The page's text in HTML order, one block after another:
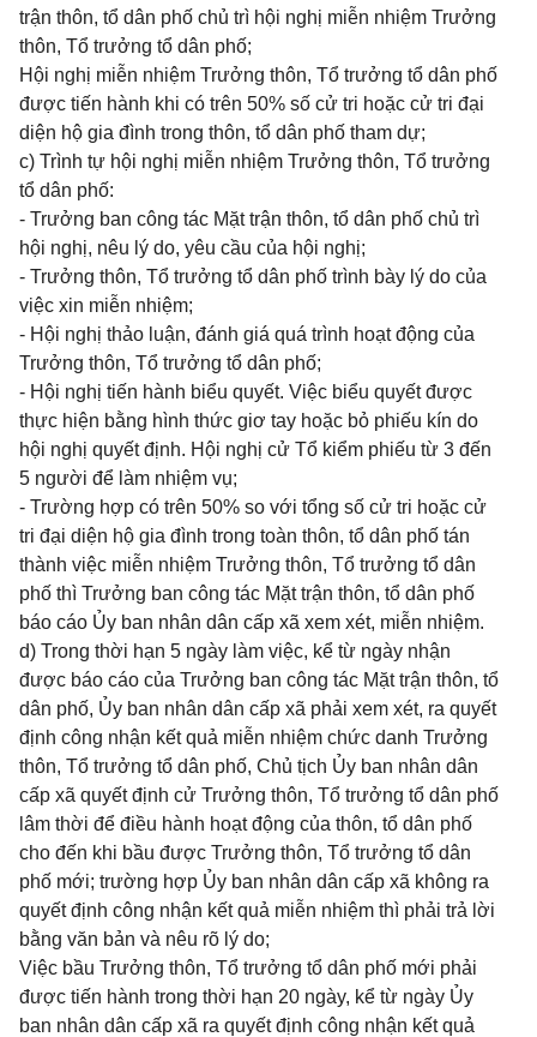
trận thôn, tổ dân phố chủ trì hội nghị miễn nhiệm Trưởng
thôn, Tổ trưởng tổ dân phố;
Hội nghị miễn nhiệm Trưởng thôn, Tổ trưởng tổ dân phố
được tiến hành khi có trên 50% số cử tri hoặc cử tri đại
diện hộ gia đình trong thôn, tổ dân phố tham dự;
c) Trình tự hội nghị miễn nhiệm Trưởng thôn, Tổ trưởng
tổ dân phố:
- Trưởng ban công tác Mặt trận thôn, tổ dân phố chủ trì
hội nghị, nêu lý do, yêu cầu của hội nghị;
- Trưởng thôn, Tổ trưởng tổ dân phố trình bày lý do của
việc xin miễn nhiệm;
- Hội nghị thảo luận, đánh giá quá trình hoạt động của
Trưởng thôn, Tổ trưởng tổ dân phố;
- Hội nghị tiến hành biểu quyết. Việc biểu quyết được
thực hiện bằng hình thức giơ tay hoặc bỏ phiếu kín do
hội nghị quyết định. Hội nghị cử Tổ kiểm phiếu từ 3 đến
5 người để làm nhiệm vụ;
- Trường hợp có trên 50% so với tổng số cử tri hoặc cử
tri đại diện hộ gia đình trong toàn thôn, tổ dân phố tán
thành việc miễn nhiệm Trưởng thôn, Tổ trưởng tổ dân
phố thì Trưởng ban công tác Mặt trận thôn, tổ dân phố
báo cáo Ủy ban nhân dân cấp xã xem xét, miễn nhiệm.
d) Trong thời hạn 5 ngày làm việc, kể từ ngày nhận
được báo cáo của Trưởng ban công tác Mặt trận thôn, tổ
dân phố, Ủy ban nhân dân cấp xã phải xem xét, ra quyết
định công nhận kết quả miễn nhiệm chức danh Trưởng
thôn, Tổ trưởng tổ dân phố, Chủ tịch Ủy ban nhân dân
cấp xã quyết định cử Trưởng thôn, Tổ trưởng tổ dân phố
lâm thời để điều hành hoạt động của thôn, tổ dân phố
cho đến khi bầu được Trưởng thôn, Tổ trưởng tổ dân
phố mới; trường hợp Ủy ban nhân dân cấp xã không ra
quyết định công nhận kết quả miễn nhiệm thì phải trả lời
bằng văn bản và nêu rõ lý do;
Việc bầu Trưởng thôn, Tổ trưởng tổ dân phố mới phải
được tiến hành trong thời hạn 20 ngày, kể từ ngày Ủy
ban nhân dân cấp xã ra quyết định công nhận kết quả